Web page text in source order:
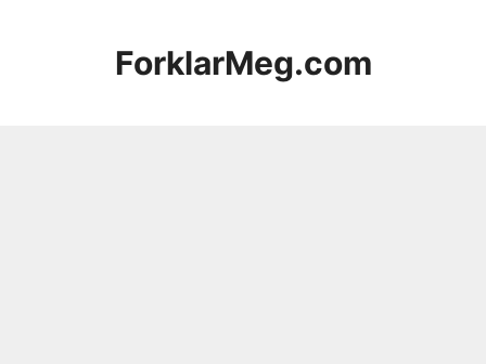
ForklarMeg.com